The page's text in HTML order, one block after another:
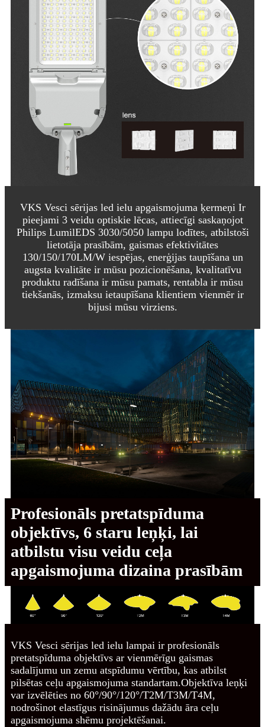
VKS Vesci sērijas led ielu apgaismojuma ķermeņi Ir
pieejami 3 veidu optiskie lēcas, attiecīgi saskaņojot
Philips LumilEDS 3030/5050 lampu lodītes, atbilstoši
lietotāja prasībām, gaismas efektivitātes
130/150/170LM/W iespējas, enerģijas taupīšana un
augsta kvalitāte ir mūsu pozicionēšana, kvalitatīvu
produktu radīšana ir mūsu pamats, rentabla ir mūsu
tiekšanās, izmaksu ietaupīšana klientiem vienmēr ir
bijusi mūsu virziens.
Profesionāls pretatspīduma
objektīvs, 6 staru leņķi, lai
atbilstu visu veidu ceļa
apgaismojuma dizaina prasībām
VKS Vesci sērijas led ielu lampai ir profesionāls
pretatspīduma objektīvs ar vienmērīgu gaismas
sadalījumu un zemu atspīdumu vērtību, kas atbilst
pilsētas ceļu apgaismojuma standartam.Objektīva leņķi
var izvēlēties no 60°/90°/120°/T2M/T3M/T4M,
nodrošinot elastīgus risinājumus dažādu āra ceļu
apgaismojuma shēmu projektēšanai.